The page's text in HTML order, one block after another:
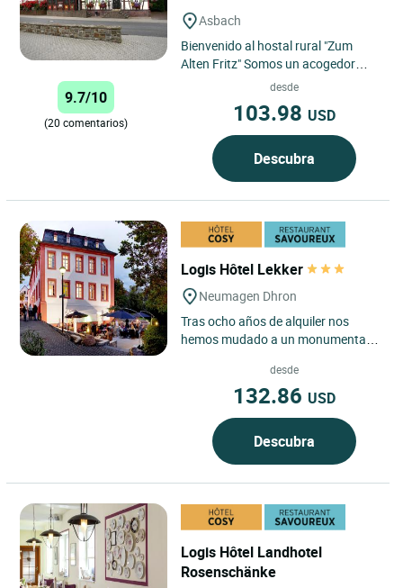
Asbach
Bienvenido al hostal rural "Zum
Alten Fritz" Somos un acogedor
9.7/10
(20 comentarios)
desde
103.98 USD
Descubra
Logis Hôtel Lekker
Neumagen Dhron
Tras ocho años de alquiler nos
hemos mudado a un monumental
Nuestro Hotel Lekker,...
desde
132.86 USD
Descubra
Logis Hôtel Landhotel
Rosenschänke